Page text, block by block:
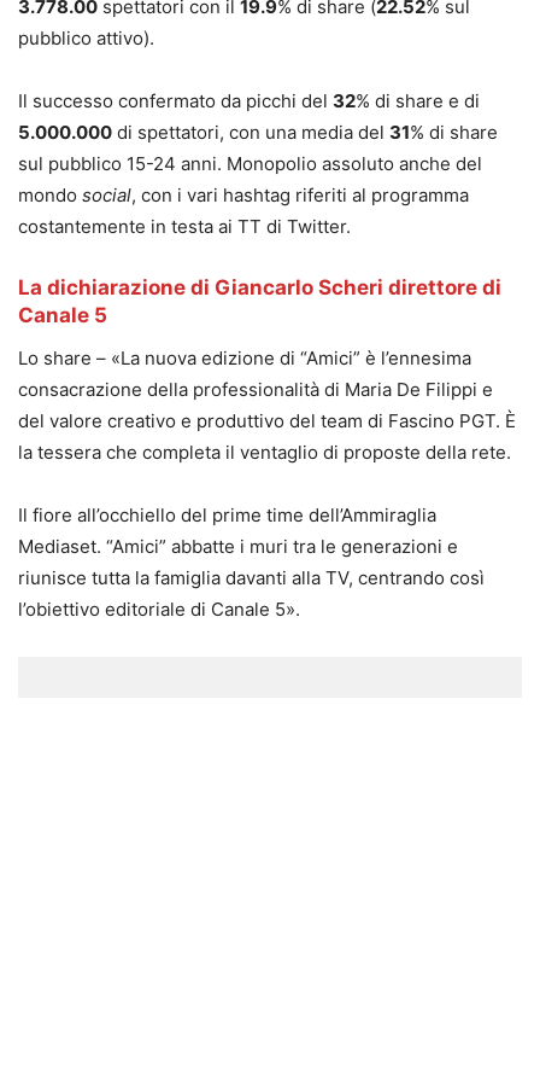
3.778.00 spettatori con il 19.9% di share (22.52% sul
pubblico attivo).
Il successo confermato da picchi del 32% di share e di
5.000.000 di spettatori, con una media del 31% di share
sul pubblico 15-24 anni. Monopolio assoluto anche del
mondo social, con i vari hashtag riferiti al programma
costantemente in testa ai TT di Twitter.
La dichiarazione di Giancarlo Scheri direttore di
Canale 5
Lo share – «La nuova edizione di “Amici” è l’ennesima
consacrazione della professionalità di Maria De Filippi e
del valore creativo e produttivo del team di Fascino PGT. È
la tessera che completa il ventaglio di proposte della rete.
Il fiore all’occhiello del prime time dell’Ammiraglia
Mediaset. “Amici” abbatte i muri tra le generazioni e
riunisce tutta la famiglia davanti alla TV, centrando così
l’obiettivo editoriale di Canale 5».